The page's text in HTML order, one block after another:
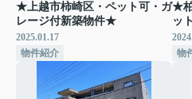
★上越市柿崎区・ペット可・ガ
レージ付新築物件★
2025.01.17
物件紹介
★
ッ
物